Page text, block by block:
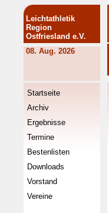
Leichtathletik
Region
Ostfriesland e.V.
08. Aug. 2026
Startseite
Archiv
Ergebnisse
Termine
Bestenlisten
Downloads
Vorstand
Vereine